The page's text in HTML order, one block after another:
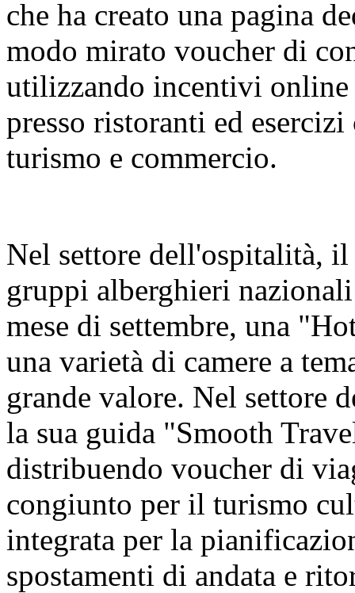
che ha creato una pagina
modo mirato voucher di
utilizzando incentivi online
presso ristoranti ed
turismo e commercio.
Nel settore dell'ospitalità,
gruppi alberghieri
mese di settembre, una
una varietà di camere a
grande valore. Nel settore
la sua guida "Smooth
distribuendo voucher di
congiunto per il turismo
integrata per la
spostamenti di andata e